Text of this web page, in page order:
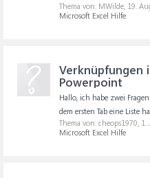
Thema von: MWilde, 19.
Microsoft Excel Hilfe
Verknüpfungen
Powerpoint
Hallo, ich habe zwei
dem ersten Tab eine Liste
Thema von: cheops1970, 1.
Microsoft Excel Hilfe